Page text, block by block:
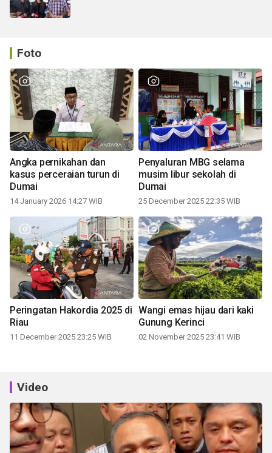
Foto
Angka pernikahan dan
kasus perceraian turun di
Dumai
14 January 2026 14:27 WIB
Penyaluran MBG selama
musim libur sekolah di
Dumai
25 December 2025 22:35 WIB
Peringatan Hakordia 2025 di
Riau
11 December 2025 23:25 WIB
Wangi emas hijau dari kaki
Gunung Kerinci
02 November 2025 23:41 WIB
Video